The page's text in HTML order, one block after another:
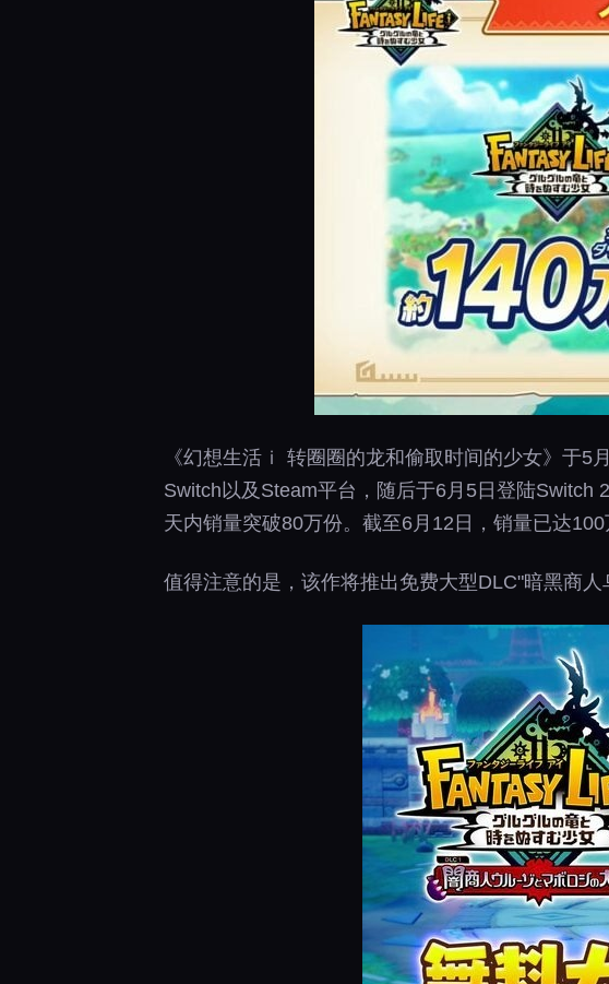
《幻想生活ｉ 转圈圈的龙和偷取时间的少女》于
Switch以及Steam平台，随后于6月5日登陆Switch
天内销量突破80万份。截至6月12日，销量已达
值得注意的是，该作将推出免费大型DLC"暗黑商